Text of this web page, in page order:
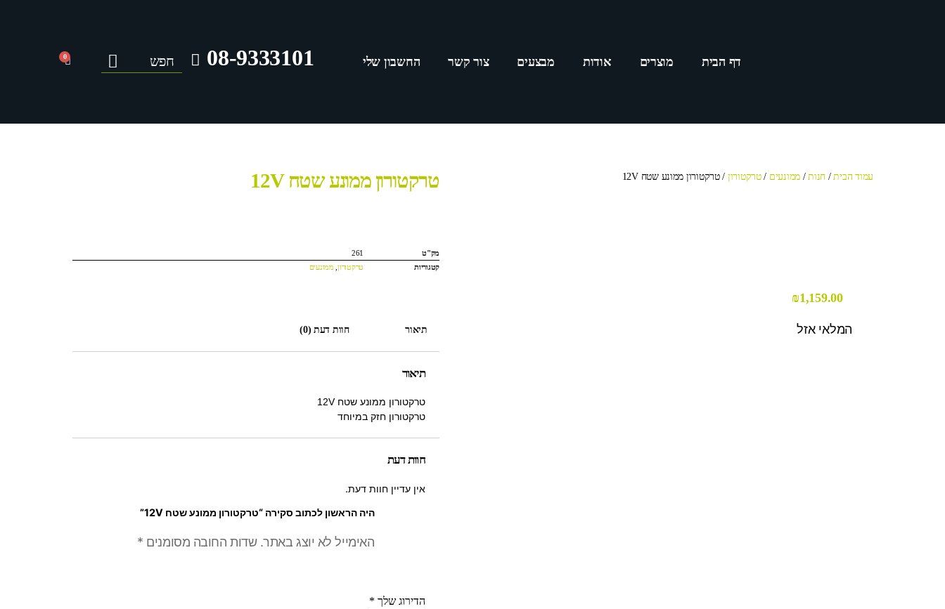
דף הבית מוצרים אודות מבצעים צור קשר החשבון שלי 08-9333101
0
עמוד הבית/ חנות/ ממונעים /טרקטורון / טרקטורון ממונע שטח 12V
₪1,159.00
המלאי אזל
טרקטורון ממונע שטח 12V
מק"ט
261
קטגוריות
טרקטורון, ממונעים
תיאור חוות דעת (0)
תיאור
טרקטורון ממונע שטח 12V
טרקטורון חזק במיוחד
חוות דעת
אין עדיין חוות דעת.
היה הראשון לכתוב סקירה “טרקטורון ממונע שטח 12V”
האימייל לא יוצג באתר. שדות החובה מסומנים *
הדירוג שלך *